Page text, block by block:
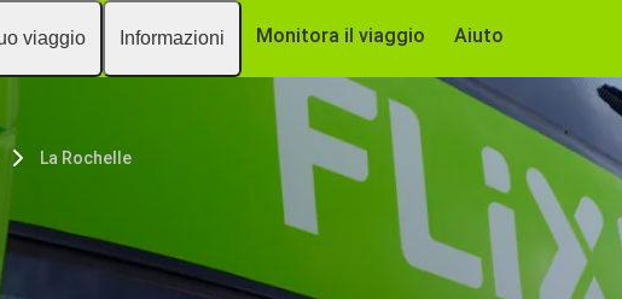
viaggio Informazioni Monitora il viaggio Aiuto
La Rochelle